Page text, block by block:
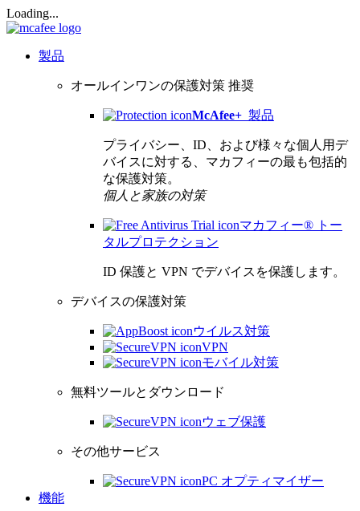
Loading...
製品
オールインワンの保護対策 推奨
McAfee+ 製品
プライバシー、ID、および様々な個人用デ
バイスに対する、マカフィーの最も包括的
な保護対策。
個人と家族の対策
マカフィー® トー
タルプロテクション
ID 保護と VPN でデバイスを保護します。
デバイスの保護対策
ウイルス対策
VPN
モバイル対策
無料ツールとダウンロード
ウェブ保護
その他サービス
PC オプティマイザー
機能